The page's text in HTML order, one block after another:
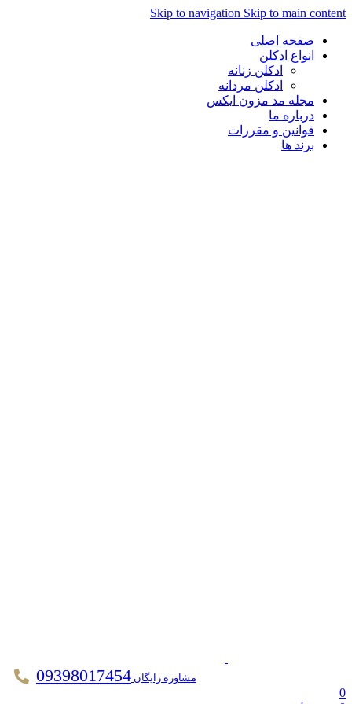
Skip to navigation Skip to main
صفحه اصلی
انواع ادکلن
ادکلن زنانه
ادکلن مردانه
مجله مد مزون ایکس
درباره ما
قوانین و مقررات
برند ها
مشاوره رایگان 09398017454